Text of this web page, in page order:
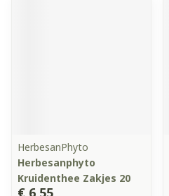
HerbesanPhyto
Herbesanphyto
Kruidenthee Zakjes 20
€ 6,55